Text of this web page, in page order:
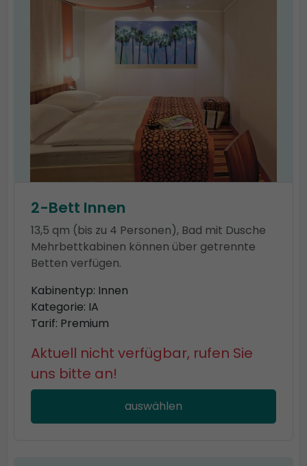
2-Bett Innen
13,5 qm (bis zu 4 Personen), Bad mit Dusche
Mehrbettkabinen können über getrennte
Betten verfügen.
Kabinentyp: Innen
Kategorie: IA
Tarif: Premium
Aktuell nicht verfügbar, rufen Sie
uns bitte an!
auswählen